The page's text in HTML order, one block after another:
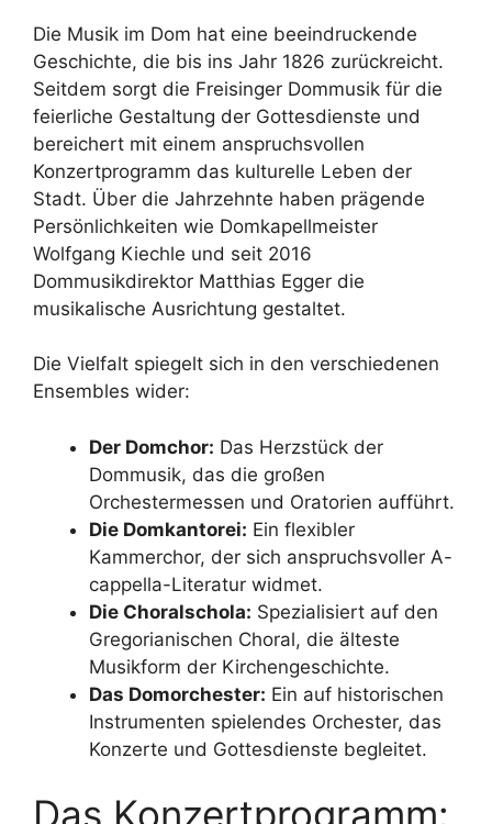
Die Musik im Dom hat eine beeindruckende
Geschichte, die bis ins Jahr 1826 zurückreicht.
Seitdem sorgt die Freisinger Dommusik für die
feierliche Gestaltung der Gottesdienste und
bereichert mit einem anspruchsvollen
Konzertprogramm das kulturelle Leben der
Stadt. Über die Jahrzehnte haben prägende
Persönlichkeiten wie Domkapellmeister
Wolfgang Kiechle und seit 2016
Dommusikdirektor Matthias Egger die
musikalische Ausrichtung gestaltet.
Die Vielfalt spiegelt sich in den verschiedenen
Ensembles wider:
Der Domchor: Das Herzstück der
Dommusik, das die großen
Orchestermessen und Oratorien aufführt.
Die Domkantorei: Ein flexibler
Kammerchor, der sich anspruchsvoller A-
cappella-Literatur widmet.
Die Choralschola: Spezialisiert auf den
Gregorianischen Choral, die älteste
Musikform der Kirchengeschichte.
Das Domorchester: Ein auf historischen
Instrumenten spielendes Orchester, das
Konzerte und Gottesdienste begleitet.
Das Konzertprogramm: